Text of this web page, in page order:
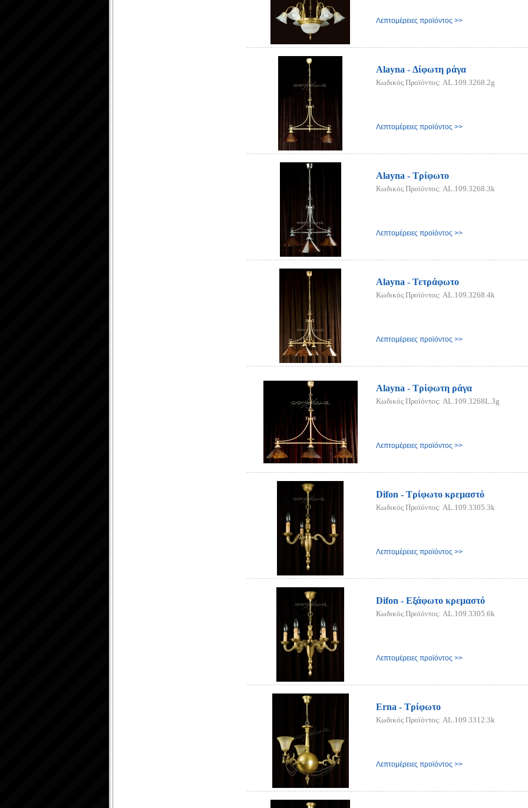
Λεπτομέρειες προϊόντος >>
Alayna - Δίφωτη ράγα
Κωδικός Προϊόντος: AL.109.3268.2g
Λεπτομέρειες προϊόντος >>
Alayna - Τρίφωτο
Κωδικός Προϊόντος: AL.109.3268.3k
Λεπτομέρειες προϊόντος >>
Alayna - Τετράφωτο
Κωδικός Προϊόντος: AL.109.3268.4k
Λεπτομέρειες προϊόντος >>
Alayna - Τρίφωτη ράγα
Κωδικός Προϊόντος: AL.109.3268L.3g
Λεπτομέρειες προϊόντος >>
Difon - Τρίφωτο κρεμαστό
Κωδικός Προϊόντος: AL.109.3305.3k
Λεπτομέρειες προϊόντος >>
Difon - Εξάφωτο κρεμαστό
Κωδικός Προϊόντος: AL.109.3305.6k
Λεπτομέρειες προϊόντος >>
Erna - Τρίφωτο
Κωδικός Προϊόντος: AL.109.3312.3k
Λεπτομέρειες προϊόντος >>